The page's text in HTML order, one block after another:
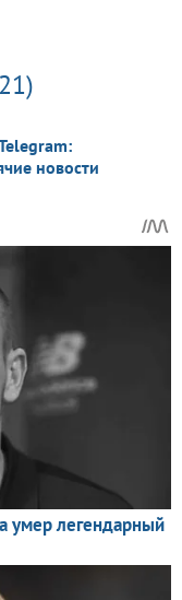
новости